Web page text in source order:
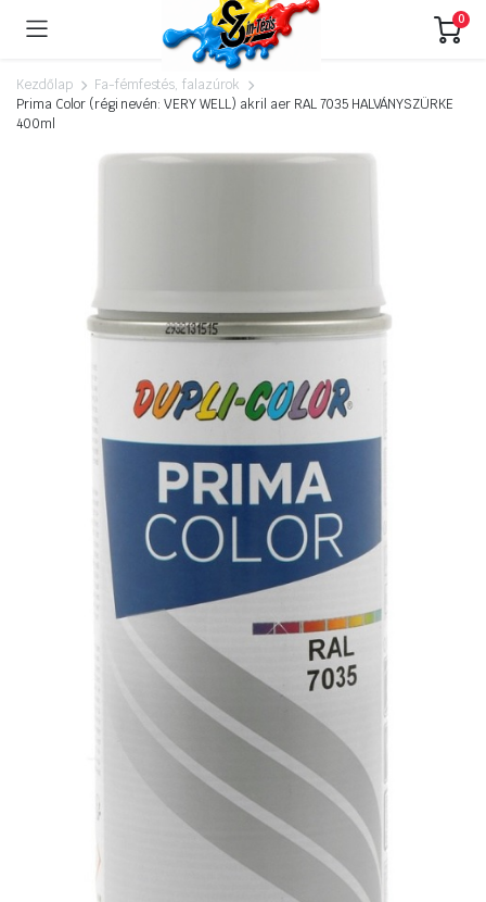
0
Kezdőlap
Fa-fémfestés, falazúrok
Prima Color (régi nevén: VERY WELL) akril aer RAL 7035 HALVÁNYSZÜRKE
400ml